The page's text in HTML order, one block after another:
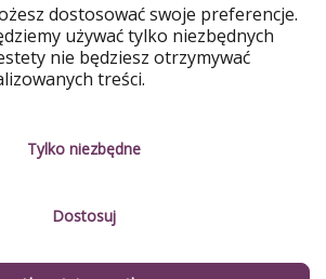
Informacje prawne
O firmie
Zarządzanie usługami
dostosować swoje preferencje.
używać tylko niezbędnych
nie będziesz otrzymywać
treści.
Tylko niezbędne
Dostosuj